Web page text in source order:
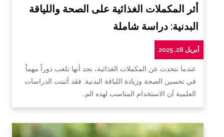
أثر المكملات الغذائية على الصحة واللياقة
البدنية: دراسة شاملة
أبريل 28, 2025
عندما نتحدث عن المكملات الغذائية، نجد أنها تلعب دوراً مهماً
في تحسين الصحة وزيادة اللياقة البدنية. فقد أثبتت الدراسات
العلمية أن الاستخدام المناسب لهذه الم…